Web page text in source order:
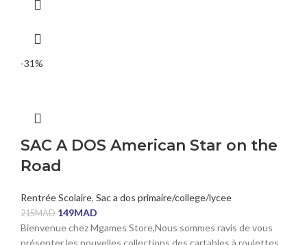
-31%
SAC A DOS American Star on the
Road
Rentrée Scolaire, Sac a dos primaire/college/lycee
215MAD 149MAD
Bienvenue chez Mgames Store,Nous sommes ravis de vous
présenter les nouvelles collections des cartables à roulettes